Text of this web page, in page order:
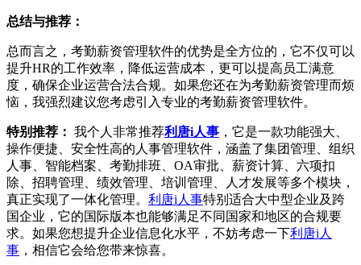
总结与推荐：
总而言之，考勤薪资管理软件的优势是全方位的，它不仅可以
提升HR的工作效率，降低运营成本，更可以提高员工满意
度，确保企业运营合法合规。如果您还在为考勤薪资管理而烦
恼，我强烈建议您考虑引入专业的考勤薪资管理软件。
特别推荐： 我个人非常推荐利唐i人事 ，它是一款功能强大、
操作便捷、安全性高的人事管理软件，涵盖了集团管理、组织
人事、智能档案、考勤排班、OA审批、薪资计算、六项扣
除、招聘管理、绩效管理、培训管理、人才发展等多个模块，
真正实现了一体化管理。 利唐i人事特别适合大中型企业及跨
国企业，它的国际版本也能够满足不同国家和地区的合规要
求。如果您想提升企业信息化水平，不妨考虑一下利唐i人
事 ，相信它会给您带来惊喜。